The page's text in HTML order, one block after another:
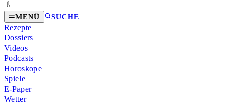
MENÜ SUCHE
Rezepte
Dossiers
Videos
Podcasts
Horoskope
Spiele
E-Paper
Wetter